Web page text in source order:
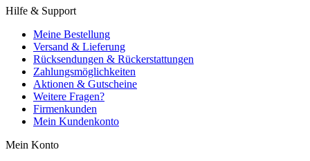
Hilfe & Support
Meine Bestellung
Versand & Lieferung
Rücksendungen & Rückerstattungen
Zahlungsmöglichkeiten
Aktionen & Gutscheine
Weitere Fragen?
Firmenkunden
Mein Kundenkonto
Mein Konto